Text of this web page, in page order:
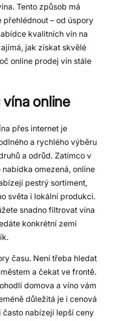
Tento způsob má
přehlédnout – od úspory
kvalitních vín na
jak získat skvělé
online prodej vín stále
online
přes internet je
a rychlého výběru
a odrůd. Zatímco v
omezená, online
pestrý sortiment,
světa i lokální produkci.
snadno filtrovat vína
konkrétní zemi
času. Není třeba hledat
a čekat ve frontě.
domova a víno vám
důležitá je i cenová
nabízejí lepší ceny